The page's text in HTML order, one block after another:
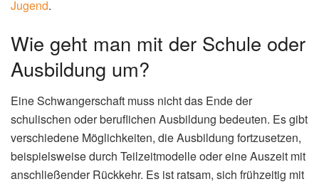
Jugend.
Wie geht man mit der Schule oder
Ausbildung um?
Eine Schwangerschaft muss nicht das Ende der
schulischen oder beruflichen Ausbildung bedeuten. Es gibt
verschiedene Möglichkeiten, die Ausbildung fortzusetzen,
beispielsweise durch Teilzeitmodelle oder eine Auszeit mit
anschließender Rückkehr. Es ist ratsam, sich frühzeitig mit